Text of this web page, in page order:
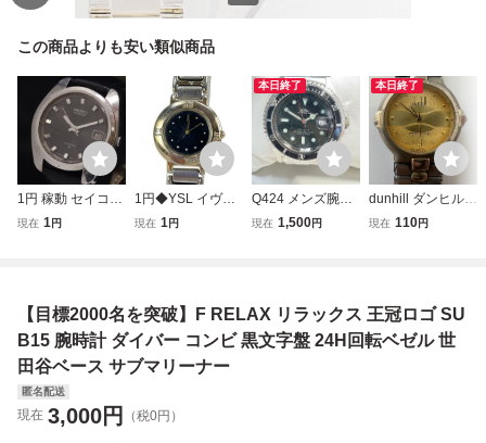
この商品よりも安い類似商品
1円 稼動 セイコー
7005-7030 AT/自
現在 1円
1円◆YSL イヴサ
ンローラン ロゴベ
ンク Yves Saint L
aurent
現在 1円
本日終了
Q424 メンズ腕時
計 QUIKSILVER
ーツ 3針 純正ベル
ト 黒文字盤
現在 1,500円
本日終了
dunhill ダンヒル
クォーツ 腕時計
現在 110円
【目標2000名を突破】F RELAX リラックス 王冠ロゴ SU
B15 腕時計 ダイバー コンビ 黒文字盤 24H回転ベゼル 世
田谷ベース サブマリーナー
匿名配送
現在 3,000円 （税0円）